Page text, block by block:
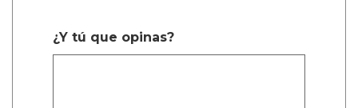
¿Y tú que opinas?